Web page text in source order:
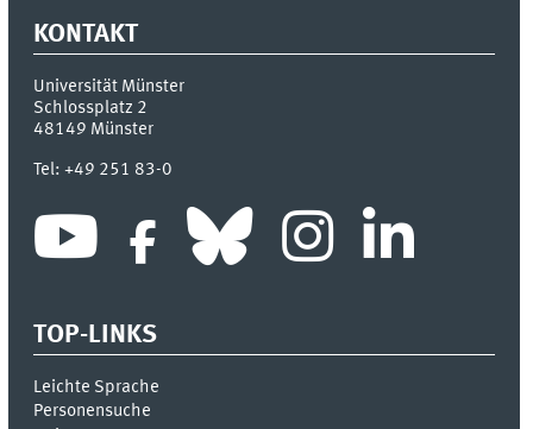
KONTAKT
Universität Münster
Schlossplatz 2
48149 Münster
Tel:+49 251 83-0
TOP-LINKS
Leichte Sprache
Personensuche